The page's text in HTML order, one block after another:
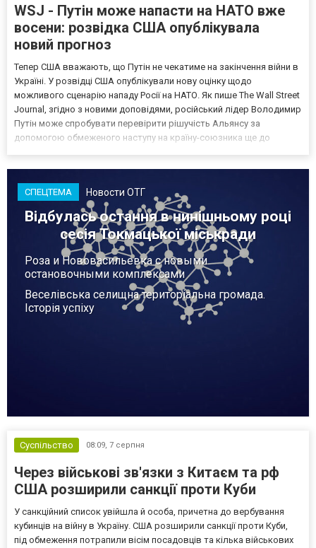
WSJ - Путін може напасти на НАТО вже
восени: розвідка США опублікувала
новий прогноз
Тепер США вважають, що Путін не чекатиме на закінчення війни в
Україні. У розвідці США опублікували нову оцінку щодо
можливого сценарію нападу Росії на НАТО. Як пише The Wall Street
Journal, згідно з новими доповідями, російський лідер Володимир
Путін може спробувати перевірити рішучість Альянсу за
допомогою обмеженого наступу на країну-союзника ще до
СПЕЦТЕМА Новости ОТГ
Відбулась остання в нинішньому році
сесія Токмацької міськради
Роза и Нововасильевка с новыми
остановочными комплексами
Веселівська селищна територіальна громада.
Історія успіху
Суспільство 08:09, 7 серпня
Через військові зв'язки з Китаєм та рф
США розширили санкції проти Куби
У санкційний список увійшла й особа, причетна до вербування
кубинців на війну в Україну. США розширили санкції проти Куби,
під обмеження потрапили вісім посадовців та кілька військових